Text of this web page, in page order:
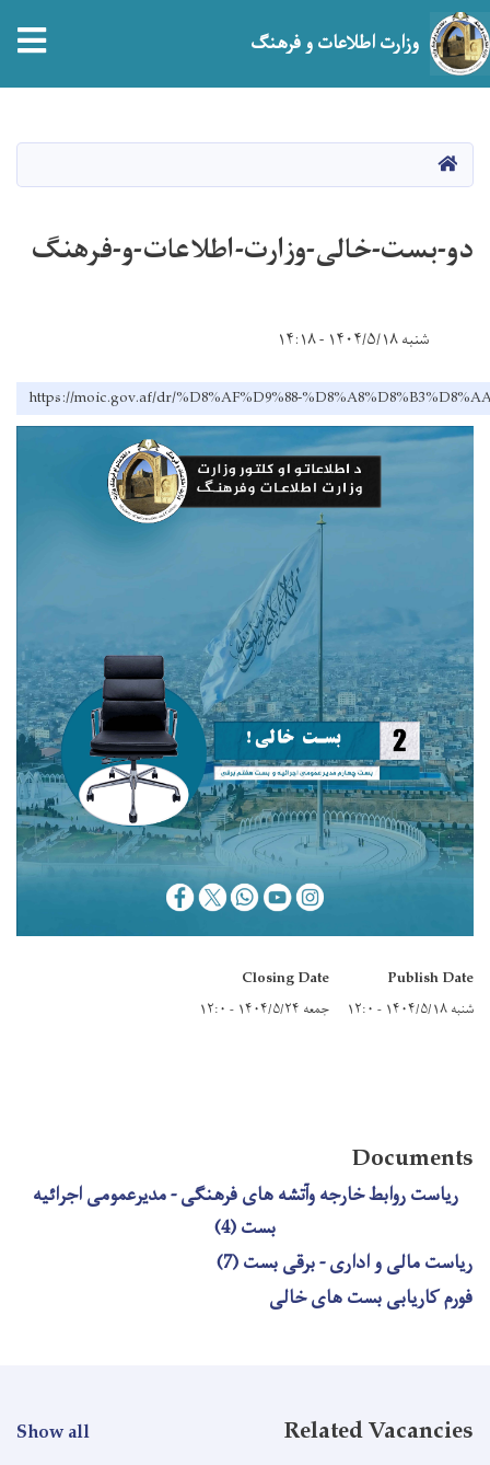
content
وزارت اطلاعات و فرهنگ
صفحه اصلی
دو-بست-خالی-وزارت-اطلاعات-و-فرهنگ
شنبه ۱۴۰۴/۵/۱۸ - ۱۴:۱۸
https://moic.gov.af/dr/%D8%AF%D9%88-
Publish Date
شنبه ۱۴۰۴/۵/۱۸ - ۱۲:۰
Closing Date
جمعه ۱۴۰۴/۵/۲۴ - ۱۲:۰
Documents
ریاست روابط خارجه وآتشه های فرهنگی - مدیرعمومی اجرائیه
بست (4)
ریاست مالی و اداری - برقی بست (7)
فورم کاریابی بست های خالی
Related Vacancies
Show all